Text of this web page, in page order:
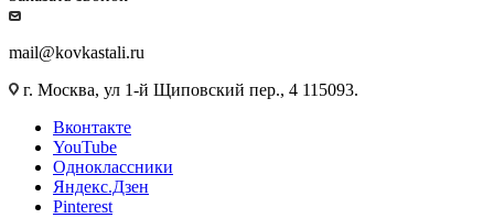
mail@kovkastali.ru
г. Москва, ул 1-й Щиповский пер., 4 115093.
Вконтакте
YouTube
Одноклассники
Яндекс.Дзен
Pinterest